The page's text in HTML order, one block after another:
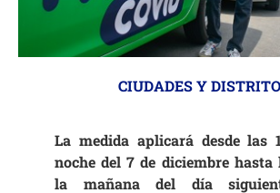
CIUDADES Y
La medida aplicará desde las
noche del 7 de diciembre hasta
la mañana del día